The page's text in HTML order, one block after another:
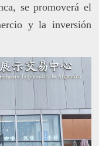
se promoverá el
y la inversión